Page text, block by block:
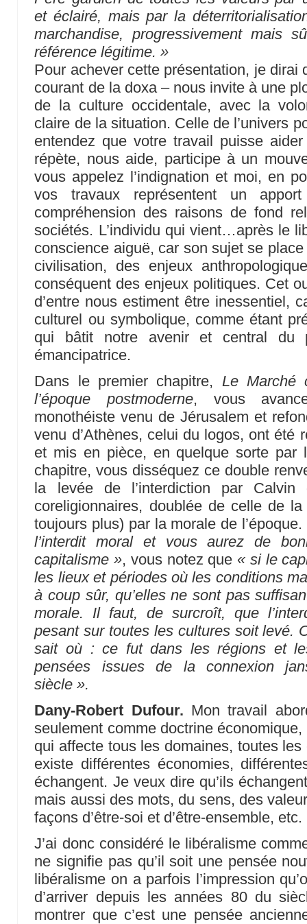
et éclairé, mais par la
marchandise, progressivement mais
référence légitime. »
Pour achever cette présentation, je dirai
courant de la doxa – nous invite à une
de la culture occidentale, avec la
claire de la situation. Celle de l’univers
entendez que votre travail puisse
répète, nous aide, participe à un
vous appelez l’indignation et moi, en
vos travaux représentent un
compréhension des raisons de fond
sociétés. L’individu qui vient…après le
conscience aiguë, car son sujet se
civilisation, des enjeux
conséquent des enjeux politiques. Cet
d’entre nous estiment être inessentiel,
culturel ou symbolique, comme étant
qui bâtit notre avenir et central du
émancipatrice.
Dans le premier chapitre, Le Marché
l’époque postmoderne, vous
monothéiste venu de Jérusalem et
venu d’Athènes, celui du logos, ont été
et mis en pièce, en quelque sorte par
chapitre, vous disséquez ce double
la levée de l’interdiction par
coreligionnaires, doublée de celle de
toujours plus) par la morale de
l’interdit moral et vous aurez de
capitalisme », vous notez que « si le
les lieux et périodes où les conditions
à coup sûr, qu’elles ne sont pas
morale. Il faut, de surcroît, que
pesant sur toutes les cultures soit levé.
sait où : ce fut dans les régions et
pensées issues de la connexion
siècle ».
Dany-Robert Dufour. Mon travail
seulement comme doctrine
qui affecte tous les domaines, toutes
existe différentes économies,
échangent. Je veux dire qu’ils
mais aussi des mots, du sens, des
façons d’être-soi et d’être-ensemble, etc.
J’ai donc considéré le libéralisme
ne signifie pas qu’il soit une pensée
libéralisme on a parfois l’impression
d’arriver depuis les années 80 du
montrer que c’est une pensée